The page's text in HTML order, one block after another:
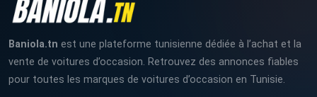
Baniola.tn est une plateforme tunisienne dédiée à l’achat et la
vente de voitures d’occasion. Retrouvez des annonces fiables
pour toutes les marques de voitures d’occasion en Tunisie.